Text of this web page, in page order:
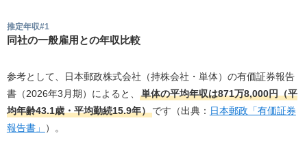
推定年収#1
同社の一般雇用との年収比較
参考として、日本郵政株式会社（持株会社・単体）の有価証券報告
書（2026年3月期）によると、
単体の平均年収は871万8,000円（平
均年齢43.1歳・平均勤続15.9年）です（出典： 日本郵政「有価証券
報告書」
）。